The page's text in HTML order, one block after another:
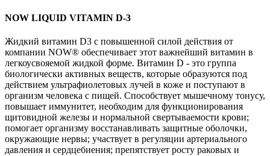
NOW LIQUID VITAMIN D-3
Жидкий витамин D3 с повышенной силой действия от
компании NOW® обеспечивает этот важнейший витамин в
легкоусвояемой жидкой форме. Витамин D - это группа
биологически активных веществ, которые образуются под
действием ультрафиолетовых лучей в коже и поступают в
организм человека с пищей. Способствует мышечному тонусу,
повышает иммунитет, необходим для функционирования
щитовидной железы и нормальной свертываемости крови;
помогает организму восстанавливать защитные оболочки,
окружающие нервы; участвует в регуляции артериального
давления и сердцебиения; препятствует росту раковых и